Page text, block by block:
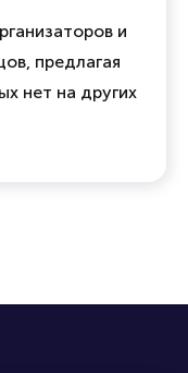
и
предлагая
нет на других